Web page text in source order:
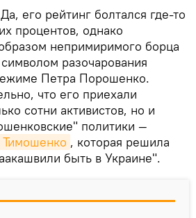
его рейтинг болтался где-то
процентов, однако
непримиримого борца
разочарования
Петра Порошенко.
что его приехали
сотни активистов, но и
политики —
, которая решила
быть в Украине".